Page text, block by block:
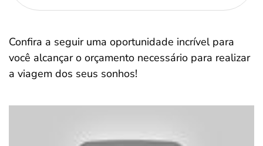
Confira a seguir uma oportunidade incrível para
você alcançar o orçamento necessário para realizar
a viagem dos seus sonhos!